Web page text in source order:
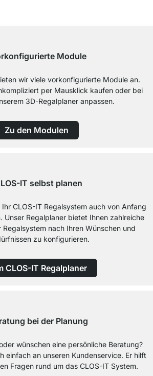
Module
wir viele vorkonfigurierte Module an.
per Mausklick kaufen oder bei
3D-Regalplaner anpassen.
Zu den Modulen
IT selbst planen
CLOS-IT Regalsystem auch von Anfang
Unser Regalplaner bietet Ihnen zahlreiche
nach Ihren Wünschen und
zu konfigurieren.
CLOS-IT Regalplaner
bei der Planung
wünschen eine persönliche Beratung?
einfach an unseren Kundenservice. Er hilft
Fragen rund um das CLOS-IT System.